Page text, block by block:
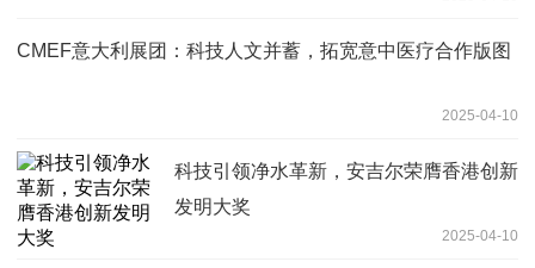
CMEF意大利展团：科技人文并蓄，拓宽意中医疗合作版图
2025-04-10
科技引领净水革新，安吉尔荣膺香港创新
发明大奖
2025-04-10